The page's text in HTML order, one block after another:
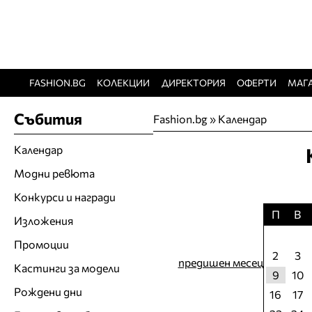
FASHION.BG КОЛЕКЦИИ ДИРЕКТОРИЯ ОФЕРТИ
Fashion.bg» Календар
предишен месец
П
В
2
3
9
10
16
17
Събития
Календар
Модни ревюта
Конкурси и награди
Изложения
Промоции
Кастинги за модели
Рождени дни